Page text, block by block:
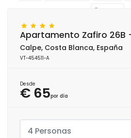
Reservar
Apartamento Zafiro 26B
Calpe, Costa Blanca, España
VT-454511-A
Desde
€ 65por día
4 Personas